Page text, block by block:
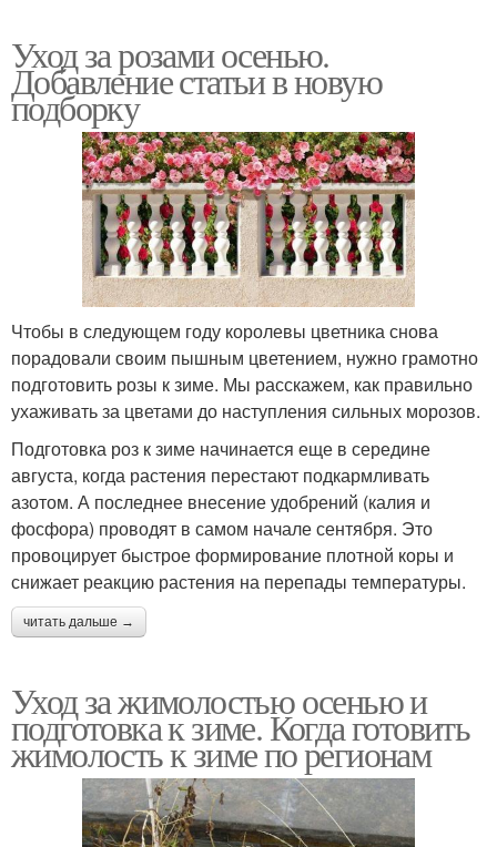
Уход за розами осенью.
Добавление статьи в новую
подборку
Чтобы в следующем году королевы цветника снова
порадовали своим пышным цветением, нужно грамотно
подготовить розы к зиме. Мы расскажем, как правильно
ухаживать за цветами до наступления сильных морозов.
Подготовка роз к зиме начинается еще в середине
августа, когда растения перестают подкармливать
азотом. А последнее внесение удобрений (калия и
фосфора) проводят в самом начале сентября. Это
провоцирует быстрое формирование плотной коры и
снижает реакцию растения на перепады температуры.
читать дальше →
Уход за жимолостью осенью и
подготовка к зиме. Когда готовить
жимолость к зиме по регионам